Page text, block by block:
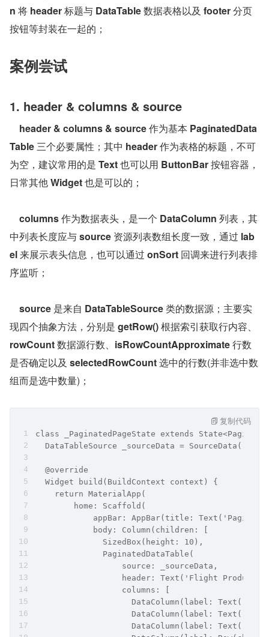
n 将 header 标题与 DataTable 数据表格以及 footer 分页
按钮等封装在一起的；
案例尝试
1. header & columns & source
header & columns & source 作为基本 PaginatedData
Table 三个必要属性；其中 header 作为表格的标题，不可
为空，建议常用的是 Text 也可以用 ButtonBar 按钮容器，
日常其他 Widget 也是可以的；
columns 作为数据表头，是一个 DataColumn 列表，其
中列表长度应与 source 资源列表数组长度一致，通过 lab
el 来展示表头信息，也可以通过 onSort 回调来进行列表排
序监听；
source 是来自 DataTableSource 类的数据源；主要实
现四个抽象方法，分别是 getRow() 根据索引获取行内容、
rowCount 数据源行数、 isRowCountApproximate 行数
是否确定以及 selectedRowCount 选中的行数(并非选中数
组而是选中数量)；
class _PaginatedPageState extends
  DataTableSource _sourceData = SourceData();
  @override
  Widget build(BuildContext context) {
    return MaterialApp(
        home: Scaffold(
appBar: AppBar(title:
            body: Column(children: [
              SizedBox(height: 10),
              PaginatedDataTable(
                  source: _sourceData,
header: Text('Flight
                  columns: [
DataColumn(label:
DataColumn(label:
DataColumn(label:
复制代码